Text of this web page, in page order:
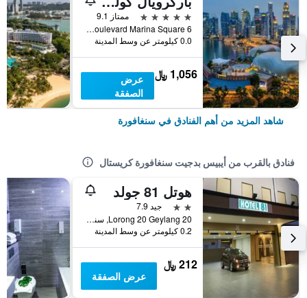
5 نجوم
ممتاز 9.1
6 Raffles Boulevard Marina Square, سنغافورة, سنغافورة
0.0 كيلومتر عن وسط المدينة
1,056 ﷼
عرض
الصفقة
شاهد المزيد من أهم الفنادق في سنغافورة
فنادق بالقرب من أيبيس بدجيت سنغافورة كريستال
هوتل 81 جولد
2 نجمتين
جيد 7.9
20 Lorong 20 Geylang, سنغافورة, سنغافورة
0.2 كيلومتر عن وسط المدينة
212 ﷼
عرض الصفقة